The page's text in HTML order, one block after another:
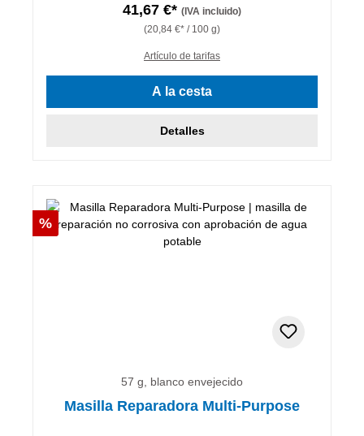
41,67 €* (IVA incluido)
(20,84 €* / 100 g)
Artículo de tarifas
A la cesta
Detalles
Descuento
%
57 g, blanco envejecido
Masilla Reparadora Multi-Purpose